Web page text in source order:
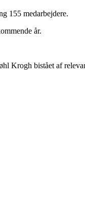
155 medarbejdere.
år.
Krogh bistået af